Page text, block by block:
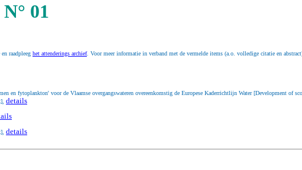
01
raadpleeg het attenderings archief. Voor meer informatie in verband met de vermelde items (a.o. volledige citatie en
en fytoplankton' voor de Vlaamse overgangswateren overeenkomstig de Europese Kaderrichtlijn Water [Development of
details
details